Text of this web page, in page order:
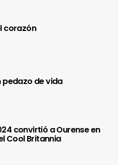
corazón
pedazo de vida
convirtió a Ourense en
Cool Britannia